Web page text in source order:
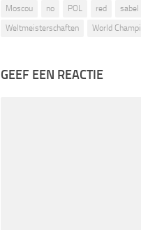
Moscou
no POL red sabel
Weltmeisterschaften
World Champi
GEEF EEN REACTIE